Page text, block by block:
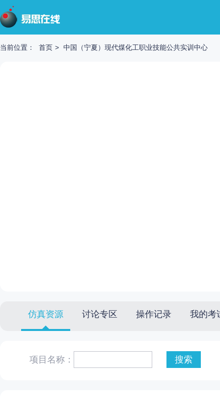
当前位置： 首页 > 中国（宁夏）现代煤化工职业技能公共实训中心
仿真资源 讨论专区 操作记录 我的考
项目名称：